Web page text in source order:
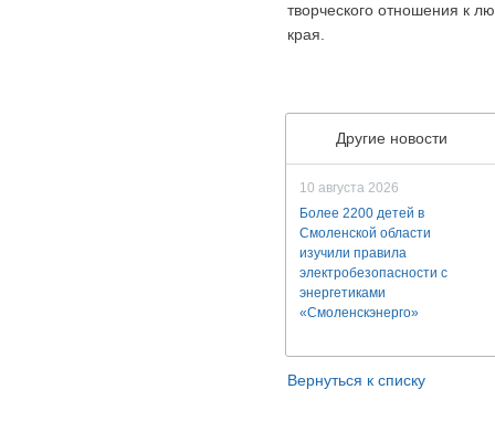
творческого отношения к
края.
Другие новости
10 августа 2026
Более 2200 детей в
Смоленской области
изучили правила
электробезопасности с
энергетиками
«Смоленскэнерго»
Вернуться к списку